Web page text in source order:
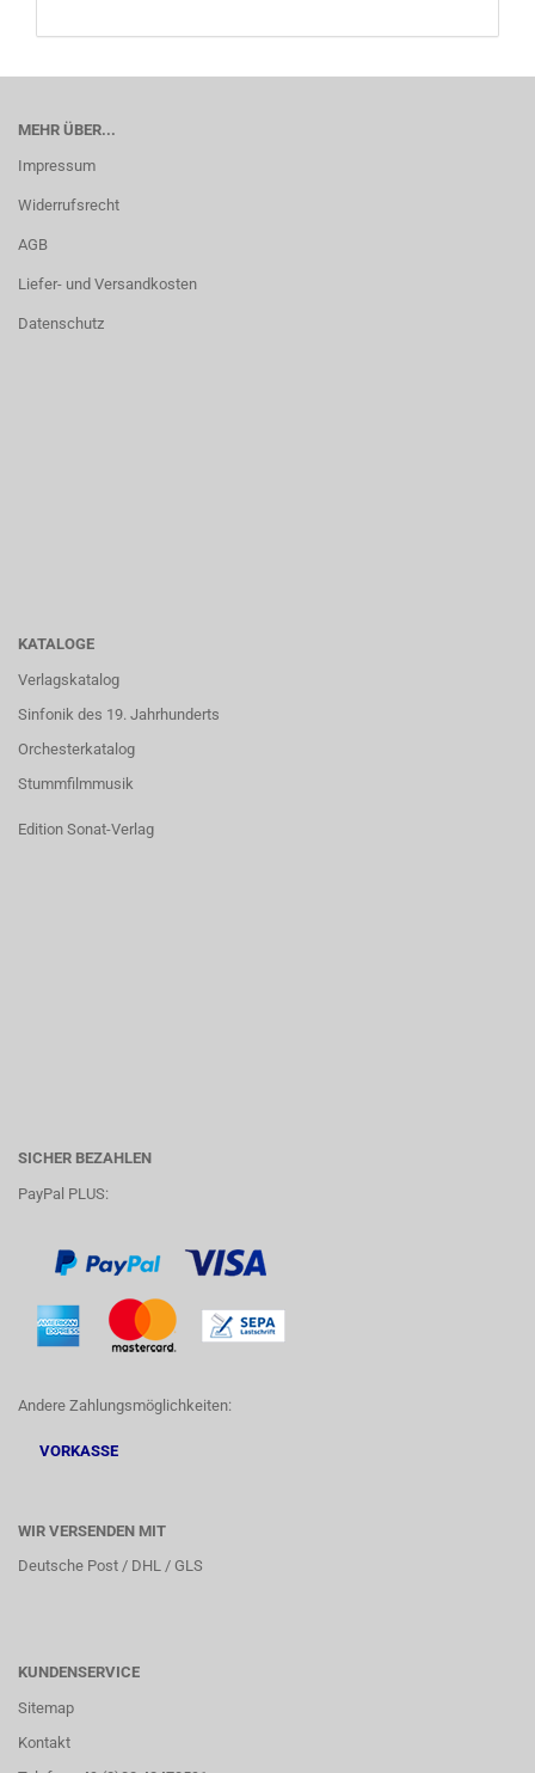
MEHR ÜBER...
Impressum
Widerrufsrecht
AGB
Liefer- und Versandkosten
Datenschutz
KATALOGE
Verlagskatalog
Sinfonik des 19. Jahrhunderts
Orchesterkatalog
Stummfilmmusik
Edition Sonat-Verlag
SICHER BEZAHLEN
PayPal PLUS:
Andere Zahlungsmöglichkeiten:
VORKASSE
WIR VERSENDEN MIT
Deutsche Post / DHL / GLS
KUNDENSERVICE
Sitemap
Kontakt